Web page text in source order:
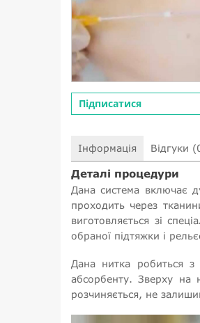
Підписатися
Інформація Відгуки
Деталі процедури
Дана система включає
проходить через
виготовляється зі
обраної підтяжки і
Дана нитка робиться з
абсорбенту. Зверху на
розчиняється, не